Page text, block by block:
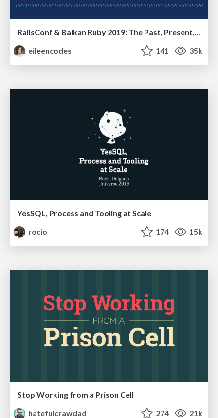
RailsConf & Balkan Ruby 2019: The Past, Present, and Future of Rails at GitHub
eileencodes
141 35k
YesSQL, Process and Tooling at Scale
rocio
174 15k
Stop Working from a Prison Cell
hatefulcrawdad
274 21k